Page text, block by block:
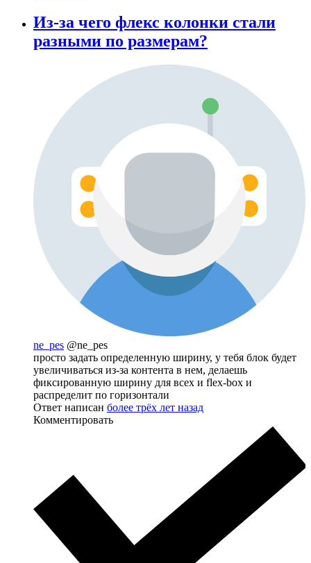
Из-за чего флекс колонки стали
разными по размерам?
ne_pes @ne_pes
просто задать определенную ширину, у тебя блок будет
увеличиваться из-за контента в нем, делаешь
фиксированную ширину для всех и flex-box и
распределит по горизонтали
Ответ написан более трёх лет назад
Комментировать